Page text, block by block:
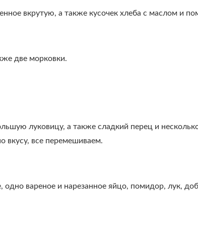
вкрутую, а также кусочек хлеба с маслом и
две морковки.
луковицу, а также сладкий перец и
вкусу, все перемешиваем.
одно вареное и нарезанное яйцо, помидор, лук,